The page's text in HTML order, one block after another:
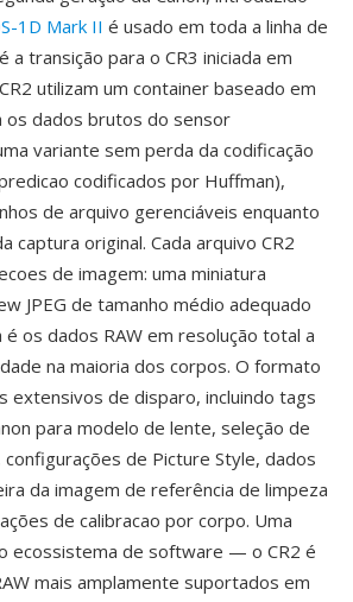
1D Mark II é usado em toda a linha de
a transição para o CR3 iniciada em
utilizam um container baseado em
os dados brutos do sensor
variante sem perda da codificação
codificados por Huffman),
de arquivo gerenciáveis enquanto
captura original. Cada arquivo CR2
de imagem: uma miniatura
JPEG de tamanho médio adequado
os dados RAW em resolução total a
na maioria dos corpos. O formato
extensivos de disparo, incluindo tags
para modelo de lente, seleção de
de Picture Style, dados
da imagem de referência de limpeza
de calibracao por corpo. Uma
ecossistema de software — o CR2 é
mais amplamente suportados em